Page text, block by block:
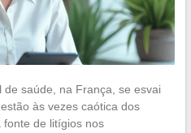
saúde, na França, se esvai
às vezes caótica dos
fonte de litígios nos